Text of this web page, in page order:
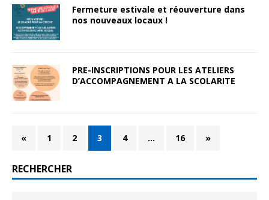
Fermeture estivale et réouverture dans
nos nouveaux locaux !
PRE-INSCRIPTIONS POUR LES ATELIERS
D’ACCOMPAGNEMENT A LA SCOLARITE
« 1 2 3 4 … 16 »
RECHERCHER